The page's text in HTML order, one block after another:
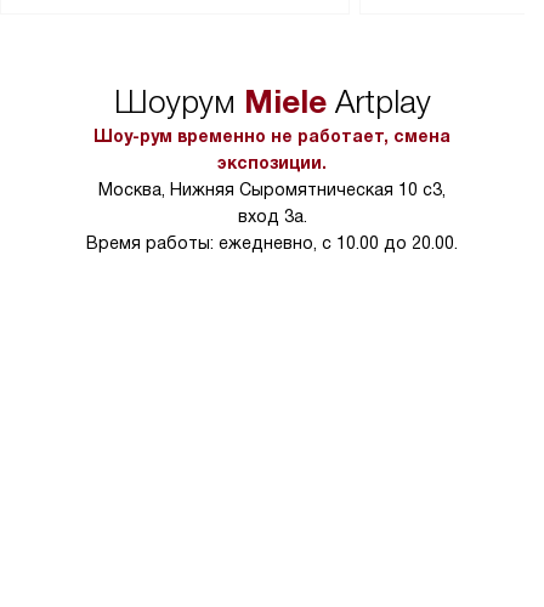
в условиях
тарифы на услуги
Шоурум MieleArtplay
Шоу-рум временно не работает, смена
экспозиции.
Москва, Нижняя Сыромятническая 10 с3,
вход 3а.
Время работы: ежедневно, с 10.00 до 20.00.